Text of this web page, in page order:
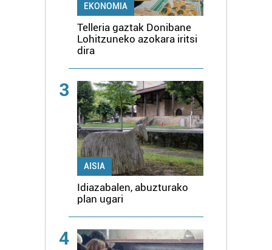
EKONOMIA
Telleria gaztak Donibane
Lohitzuneko azokara iritsi
dira
3
AISIA
Idiazabalen, abuzturako
plan ugari
4